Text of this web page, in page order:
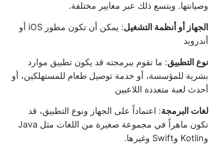
وصيانتها. ويتسع ذلك عبر معايير مختلفة.
الجهاز أو أنظمة التشغيل
: يمكن أن تكون مطور iOS أو
أندرويد
نوع التطبيق: ما تقوم ببرمجته قد يكون تطبيق موارد
بشرية للمؤسسة، أو خدمة توصيل طعام للمستهلكين، أو
أحدث لعبة متعددة اللاعبين
لغات البرمجة: اعتماداً على الجهاز ونوع التطبيق، قد
تكون ماهراً في مجموعة صغيرة من اللغات مثل Java
وKotlin وSwift وغيرها.